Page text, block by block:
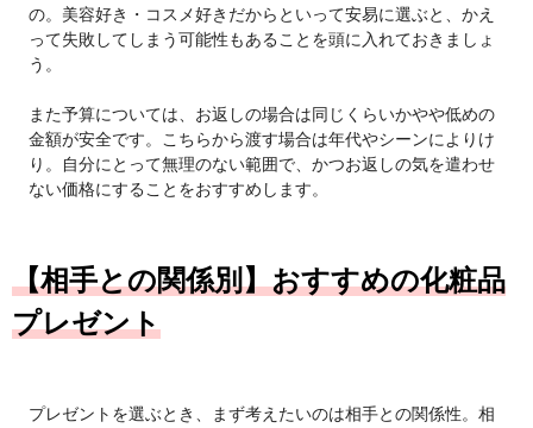
の。美容好き・コスメ好きだからといって安易に選ぶと、かえ
って失敗してしまう可能性もあることを頭に入れておきましょ
う。
また予算については、お返しの場合は同じくらいかやや低めの
金額が安全です。こちらから渡す場合は年代やシーンによりけ
り。自分にとって無理のない範囲で、かつお返しの気を遣わせ
ない価格にすることをおすすめします。
【相手との関係別】おすすめの化粧品
プレゼント
プレゼントを選ぶとき、まず考えたいのは相手との関係性。相